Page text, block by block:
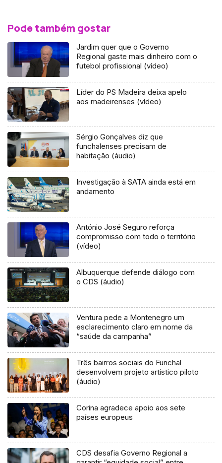
Pode também gostar
Jardim quer que o Governo
Regional gaste mais dinheiro com o
futebol profissional (vídeo)
Líder do PS Madeira deixa apelo
aos madeirenses (vídeo)
Sérgio Gonçalves diz que
funchalenses precisam de
habitação (áudio)
Investigação à SATA ainda está em
andamento
António José Seguro reforça
compromisso com todo o território
(vídeo)
Albuquerque defende diálogo com
o CDS (áudio)
Ventura pede a Montenegro um
esclarecimento claro em nome da
“saúde da campanha”
Três bairros sociais do Funchal
desenvolvem projeto artístico piloto
(áudio)
Corina agradece apoio aos sete
países europeus
CDS desafia Governo Regional a